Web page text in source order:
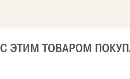
С ЭТИМ ТОВАРОМ